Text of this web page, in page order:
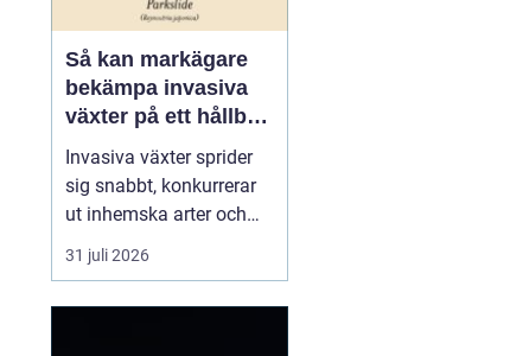
Så kan markägare
bekämpa invasiva
växter på ett hållbart
sätt
Invasiva växter sprider
sig snabbt, konkurrerar
ut inhemska arter och
kan på sikt förändra hela
ekosystem. De orsakar
31 juli 2026